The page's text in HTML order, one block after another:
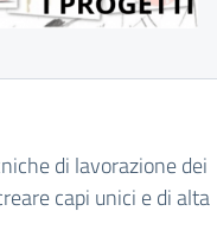
di lavorazione dei
capi unici e di alta